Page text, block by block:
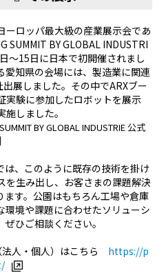
ーロッパ最大級の産業展示会であ
SUMMIT BY GLOBAL INDUSTRI
～15日に日本で初開催されまし
愛知県の会場には、製造業に関連
展しました。その中でARXブー
実験に参加したロボットを展示
しました。
BY GLOBAL INDUSTRIE 公式
は、このように既存の技術を掛け
を生み出し、お客さまの課題解決
ます。公園はもちろん工場や倉庫
環境や課題に合わせたソリューシ
ひご相談ください。
人・個人）はこちら https://p